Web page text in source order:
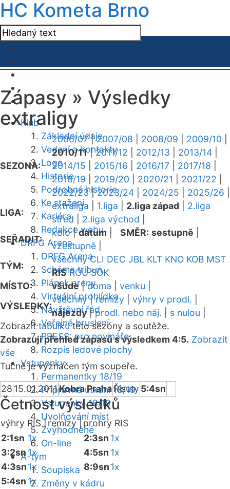
HC Kometa Brno
Klub
Základní údaje
Vedení a kontakty
Logo
Historie
Podrobná historie
Ke stažení
Kariéra
Redakce webu
DRFG Arena
DRFG Arena
Schéma tribun
Plánek areny
Virtuální prohlídka
Návštěvní řád
Veřejné bruslení
PRESS: pro novináře
Rozpis ledové plochy
Vstupenky
Permanentky 18/19
Přípravná utkání 18/19
Vstupenky 18/19
Uvolňování míst
Zvýhodněné
On-line
A-tým
Soupiska
Změny v kádru
Zápasy » Výsledky
extraligy
SEZONA:
2006/07|2007/08 2008/09 2009/10
2010/11|2011/12 2012/13 2013/14
2014/15
2015/16 2016/17 2017/18
2018/19
2019/20 2020/21 2021/22
2022/23|2023/24 2024/25 2025/26
LIGA:
extraliga 1.liga 2.liga západ
2.liga
střed
2.liga východ
SEŘADIT:
kolo|datum SMĚR: sestupně
vzestupně
TÝM:
všechny CLI DEC JBL KLT KNO KOB MST
RIS ROU SOK
MÍSTO:
všude|doma venku
VÝSLEDKY:
všechny|remízy výhry v prodl.
nájezdy|prodl. nebo náj. s nulou
Zobrazittabulkutéto sezóny a soutěže.
Zobrazuji přehled zápasů s výsledkem 4:5. Zobrazit
vše
Tučně je vyznačen tým soupeře.
28 15.01.2011Kobra PrahaŘisuty 5:4sn
Četnost výsledků
výhry RIS |remízy | prohry RIS
2:1sn 1x
3:2sn 1x
4:3sn1x
5:4sn 1x
2:3sn 1x
4:5sn 1x
8:9sn1x